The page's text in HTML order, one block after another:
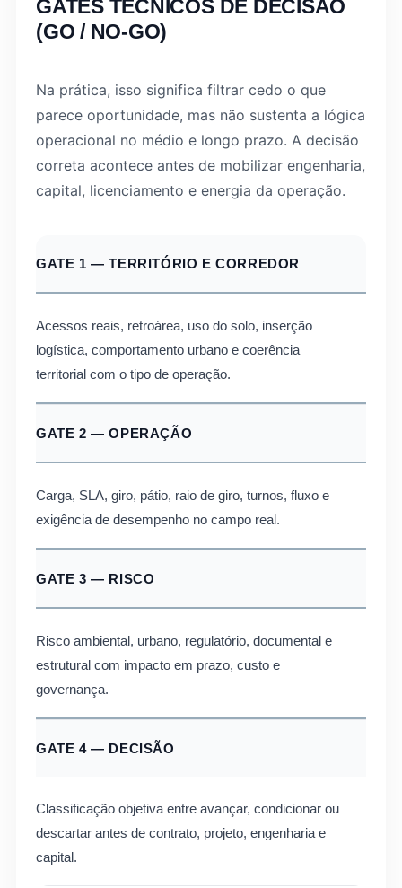
GATES TÉCNICOS DE DECISÃO
(GO / NO-GO)
Na prática, isso significa filtrar cedo o que
parece oportunidade, mas não sustenta a lógica
operacional no médio e longo prazo. A decisão
correta acontece antes de mobilizar engenharia,
capital, licenciamento e energia da operação.
GATE 1 — TERRITÓRIO E CORREDOR
Acessos reais, retroárea, uso do solo, inserção
logística, comportamento urbano e coerência
territorial com o tipo de operação.
GATE 2 — OPERAÇÃO
Carga, SLA, giro, pátio, raio de giro, turnos, fluxo e
exigência de desempenho no campo real.
GATE 3 — RISCO
Risco ambiental, urbano, regulatório, documental e
estrutural com impacto em prazo, custo e
governança.
GATE 4 — DECISÃO
Classificação objetiva entre avançar, condicionar ou
descartar antes de contrato, projeto, engenharia e
capital.